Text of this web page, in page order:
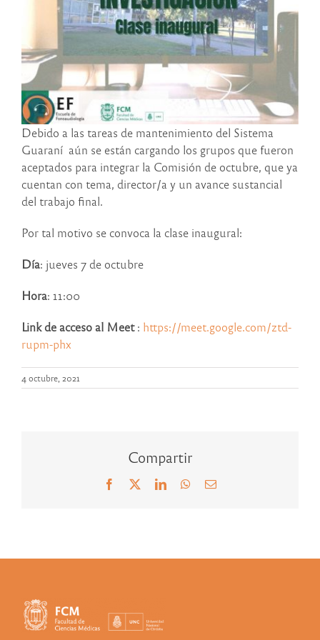
Debido a las tareas de mantenimiento del Sistema
Guaraní aún se están cargando los grupos que fueron
aceptados para integrar la Comisión de octubre, que ya
cuentan con tema, director/a y un avance sustancial
del trabajo final.
Por tal motivo se convoca la clase inaugural:
Día: jueves 7 de octubre
Hora: 11:00
Link de acceso al Meet: https://meet.google.com/ztd-
rupm-phx
4 octubre, 2021
Compartir
Facebook LinkedInWhatsApp
Correo